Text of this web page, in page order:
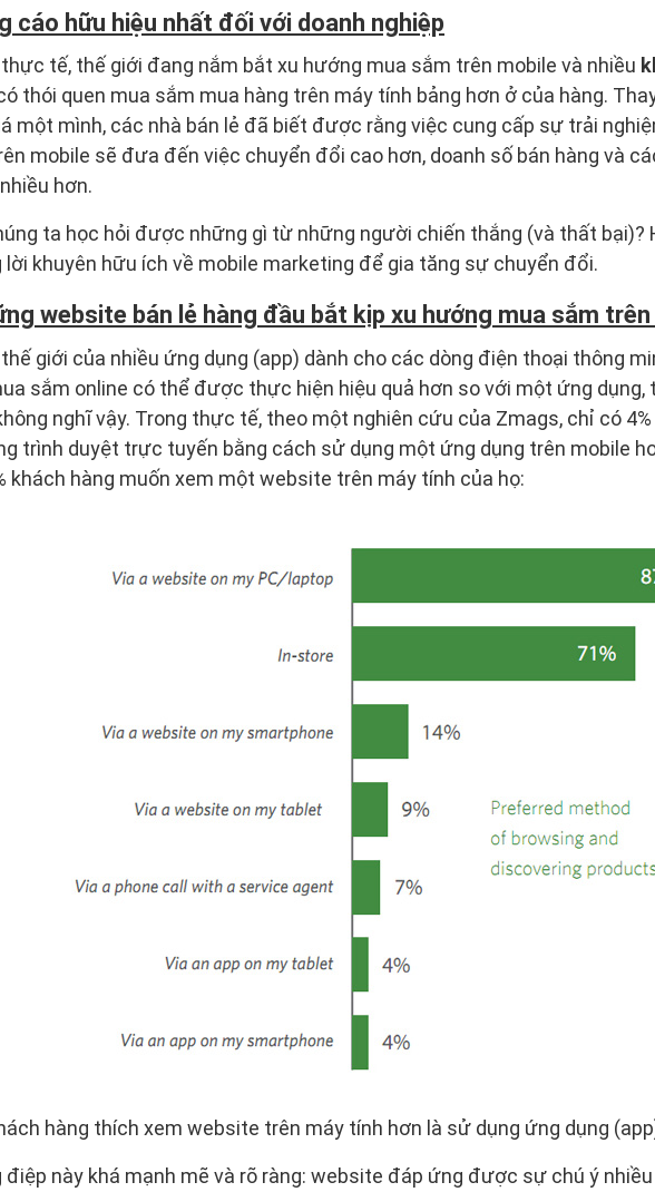
cáo hữu hiệu nhất đối với doanh nghiệp
tế, thế giới đang nắm bắt xu hướng mua sắm trên mobile và nhiều
thói quen mua sắm mua hàng trên máy tính bảng hơn ở của hàng.
một mình, các nhà bán lẻ đã biết được rằng việc cung cấp sự trải
mobile sẽ đưa đến việc chuyển đổi cao hơn, doanh số bán hàng và
hơn.
ta học hỏi được những gì từ những người chiến thắng (và thất bại)?
lời khuyên hữu ích về mobile marketing để gia tăng sự chuyển đổi.
website bán lẻ hàng đầu bắt kịp xu hướng mua sắm
giới của nhiều ứng dụng (app) dành cho các dòng điện thoại thông
sắm online có thể được thực hiện hiệu quả hơn so với một ứng dụng,
nghĩ vậy. Trong thực tế, theo một nghiên cứu của Zmags, chỉ có
trình duyệt trực tuyến bằng cách sử dụng một ứng dụng trên mobile
khách hàng muốn xem một website trên máy tính của họ:
hàng thích xem website trên máy tính hơn là sử dụng ứng dụng
điệp này khá mạnh mẽ và rõ ràng: website đáp ứng được sự chú ý